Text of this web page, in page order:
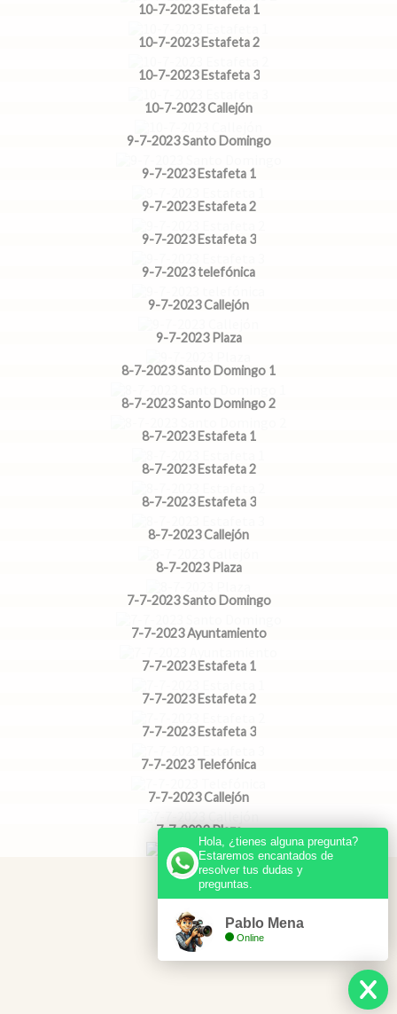
10-7-2023 Estafeta 1
10-7-2023 Estafeta 2
10-7-2023 Estafeta 3
10-7-2023 Callejón
9-7-2023 Santo Domingo
9-7-2023 Estafeta 1
9-7-2023 Estafeta 2
9-7-2023 Estafeta 3
9-7-2023 telefónica
9-7-2023 Callejón
9-7-2023 Plaza
8-7-2023 Santo Domingo 1
8-7-2023 Santo Domingo 2
8-7-2023 Estafeta 1
8-7-2023 Estafeta 2
8-7-2023 Estafeta 3
8-7-2023 Callejón
8-7-2023 Plaza
7-7-2023 Santo Domingo
7-7-2023 Ayuntamiento
7-7-2023 Estafeta 1
7-7-2023 Estafeta 2
7-7-2023 Estafeta 3
7-7-2023 Telefónica
7-7-2023 Callejón
7-7-2023 Plaza
Hola, ¿tienes alguna pregunta?
Estaremos encantados de
resolver tus dudas y
preguntas.
Pablo Mena
Online